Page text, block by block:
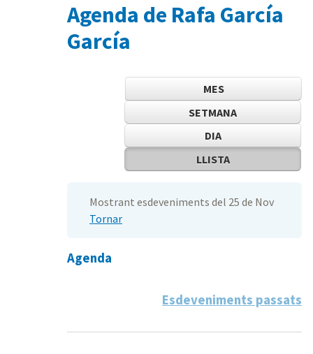
Agenda de Rafa García
García
MES
SETMANA
DIA
LLISTA
Mostrant esdeveniments del 25 de Nov
Tornar
Agenda
Esdeveniments passats